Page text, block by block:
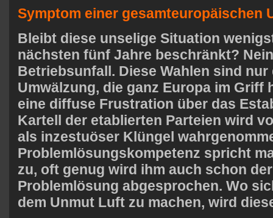
Symptom einer gesamteuropäischen
Bleibt diese unselige Situation
nächsten fünf Jahre beschränkt?
Betriebsunfall. Diese Wahlen sind
Umwälzung, die ganz Europa im Griff
eine diffuse Frustration über das
Kartell der etablierten Parteien wird
als inzestuöser Klüngel
Problemlösungskompetenz spricht
zu, oft genug wird ihm auch schon
Problemlösung abgesprochen. Wo
dem Unmut Luft zu machen, wird